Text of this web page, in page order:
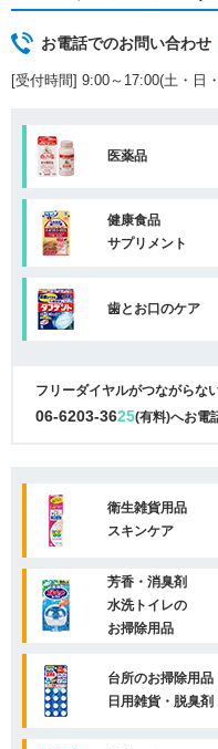
お電話でのお問い合わせ
[受付時間] 9:00～17:00(土・日
医薬品
健康食品
サプリメント
歯とお口のケア
フリーダイヤルがつながらな
06-6203-3625(有料)へお電
衛生雑貨用品
スキンケア
芳香・消臭剤
水洗トイレの
お掃除用品
台所のお掃除用品
日用雑貨・脱臭剤